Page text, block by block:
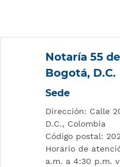
Notaría 55
Bogotá, D.C.
Sede
Dirección: Calle
D.C., Colombia
Código postal:
Horario de
a.m. a 4:30 p.m.